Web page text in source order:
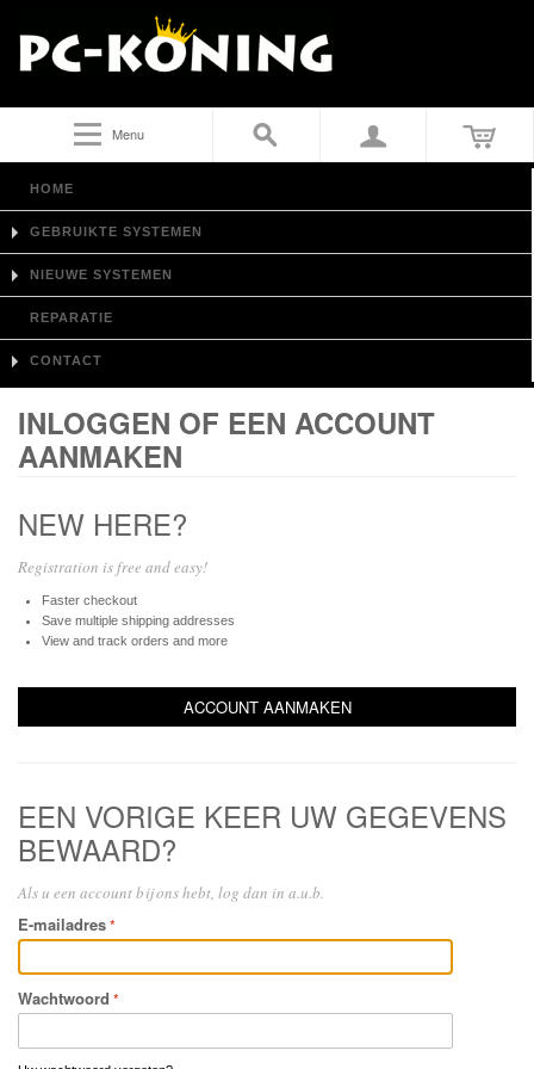
Menu
HOME
GEBRUIKTE SYSTEMEN
NIEUWE SYSTEMEN
REPARATIE
CONTACT
INLOGGEN OF EEN ACCOUNT
AANMAKEN
NEW HERE?
Registration is free and easy!
Faster checkout
Save multiple shipping addresses
View and track orders and more
ACCOUNT AANMAKEN
EEN VORIGE KEER UW GEGEVENS
BEWAARD?
Als u een account bij ons hebt, log dan in a.u.b.
E-mailadres
Wachtwoord